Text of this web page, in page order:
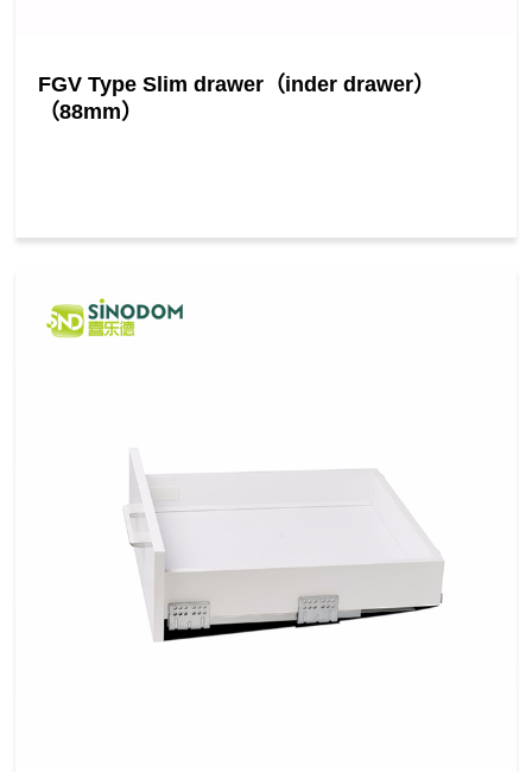
FGV Type Slim drawer（inder drawer）
（88mm）